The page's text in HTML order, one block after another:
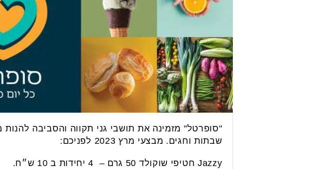
שבתות וחגים. מבצעי מרץ 2023 לפניכם:
Jazzy חטיפי שוקולד 50 גרם – 4 יחידות ב 10 ש״ח.